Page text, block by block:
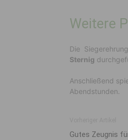
Weitere
Die
Sternig
Anschließend
Abendstunden.
Gutes Zeugnis